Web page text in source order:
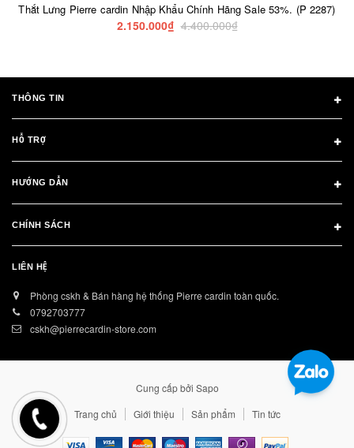
Thắt Lưng Pierre cardin Nhập Khẩu Chính Hãng Sale 53%. (P 2287)
2.150.000₫ 4.400.000₫
THÔNG TIN
HỖ TRỢ
HƯỚNG DẪN
CHÍNH SÁCH
LIÊN HỆ
Phòng cskh & Bán hàng hệ thống Pierre cardin toàn quốc.
0792703777
cskh@pierrecardin-store.com
Cung cấp bởi Sapo
Trang chủ
Giới thiệu Sản phẩm Tin tức